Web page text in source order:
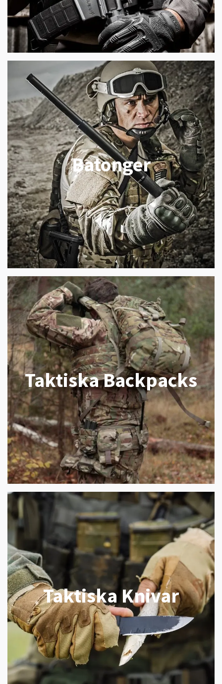
Batonger
Taktiska Backpacks
Taktiska Knivar